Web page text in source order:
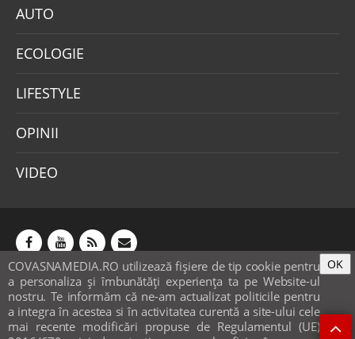
AUTO
ECOLOGIE
LIFESTYLE
OPINII
VIDEO
COVASNAMEDIA.RO utilizează fişiere de tip cookie pentru
a personaliza și îmbunătăți experiența ta pe Website-ul
nostru. Te informăm că ne-am actualizat politicile pentru
a integra în acestea si în activitatea curentă a site-ului cele
mai recente modificări propuse de Regulamentul (UE)
OK
Abonamente Publicitate
Mica publicitate
Contact
Sondaje
POLITICA COOKIE-URI & GDPR
© covasnamedia.ro. Website bysofthost.